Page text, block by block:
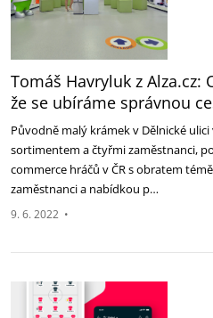
Tomáš Havryluk z Alza.cz:
že se ubíráme správnou
Původně malý krámek v Dělnické ulici
sortimentem a čtyřmi zaměstnanci,
commerce hráčů v ČR s obratem
zaměstnanci a nabídkou p…
9. 6. 2022 •